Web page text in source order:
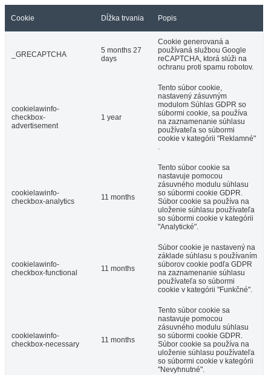
Cookie Dĺžka trvania Popis
_GRECAPTCHA
5 months 27
days
Cookie generovaná a
používaná službou Google
reCAPTCHA, ktorá slúži na
ochranu proti spamu robotov.
cookielawinfo-
checkbox-
advertisement
1 year
Tento súbor cookie,
nastavený zásuvným
modulom Súhlas GDPR so
súbormi cookie, sa používa
na zaznamenanie súhlasu
používateľa so súbormi
cookie v kategórii "Reklamné"
.
cookielawinfo-
checkbox-analytics
11 months
Tento súbor cookie sa
nastavuje pomocou
zásuvného modulu súhlasu
so súbormi cookie GDPR.
Súbor cookie sa používa na
uloženie súhlasu používateľa
so súbormi cookie v kategórii
"Analytické".
cookielawinfo-
checkbox-functional
11 months
Súbor cookie je nastavený na
základe súhlasu s používaním
súborov cookie podľa GDPR
na zaznamenanie súhlasu
používateľa so súbormi
cookie v kategórii "Funkčné".
cookielawinfo-
checkbox-necessary
11 months
Tento súbor cookie sa
nastavuje pomocou
zásuvného modulu súhlasu
so súbormi cookie GDPR.
Súbor cookie sa používa na
uloženie súhlasu používateľa
so súbormi cookie v kategórii
"Nevyhnutné".